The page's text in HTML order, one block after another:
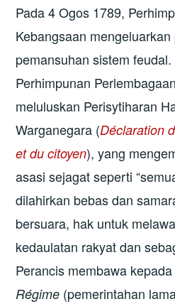
Pada 4 Ogos 1789,
Kebangsaan
pemansuhan sistem
Perhimpunan
meluluskan Perisytiharan
Warganegara (Déclaration
et du citoyen), yang
asasi sejagat seperti
dilahirkan bebas dan
bersuara, hak untuk
kedaulatan rakyat dan
Perancis membawa
Régime (pemerintahan